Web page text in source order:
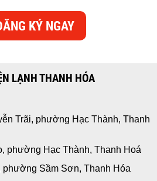
KÝ NGAY
LẠNH THANH HÓA
Trãi, phường Hạc Thành, Thanh
phường Hạc Thành, Thanh Hoá
phường Sầm Sơn, Thanh Hóa